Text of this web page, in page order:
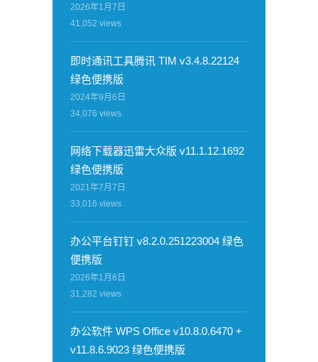
2026年1月7日
41,052 views
即时通讯工具腾讯 TIM v3.4.8.22124
绿色便携版
2024年9月6日
34,076 views
网络下载器迅雷大众版 v11.1.12.1692
绿色便携版
2021年7月7日
33,016 views
办公平台钉钉 v8.2.0.251223004 绿色
便携版
2026年1月6日
31,282 views
办公软件 WPS Office v10.8.0.6470 +
v11.8.6.9023 绿色便携版